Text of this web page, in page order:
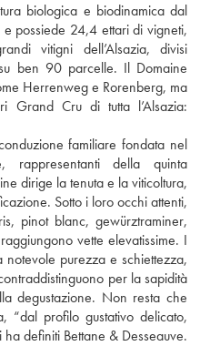
biologica e biodinamica dal
possiede 24,4 ettari di vigneti,
vitigni dell’Alsazia, divisi
ben 90 parcelle. Il Domaine
Herrenweg e Rorenberg, ma
Grand Cru di tutta l’Alsazia:
familiare fondata nel
rappresentanti della quinta
dirige la tenuta e la viticoltura,
Sotto i loro occhi attenti,
pinot blanc, gewürztraminer,
vette elevatissime. I
purezza e schiettezza,
per la sapidità
degustazione. Non resta che
“dal profilo gustativo delicato,
definiti Bettane & Desseauve.